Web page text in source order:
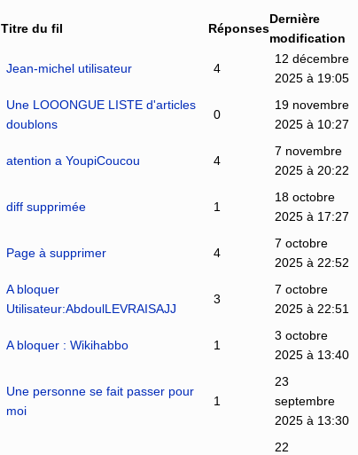
Titre du fil Réponses
Dernière
modification
Jean-michel utilisateur 4
12 décembre
2025 à 19:05
Une LOOONGUE LISTE d'articles
doublons
0
19 novembre
2025 à 10:27
atention a YoupiCoucou 4
7 novembre
2025 à 20:22
diff supprimée 1
18 octobre
2025 à 17:27
Page à supprimer 4
7 octobre
2025 à 22:52
A bloquer
Utilisateur:AbdoulLEVRAISAJJ
3
7 octobre
2025 à 22:51
A bloquer : Wikihabbo 1
3 octobre
2025 à 13:40
Une personne se fait passer pour
moi
1
23
septembre
2025 à 13:30
22